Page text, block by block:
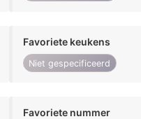
Favoriete keukens
Niet gespecificeerd
Favoriete nummer